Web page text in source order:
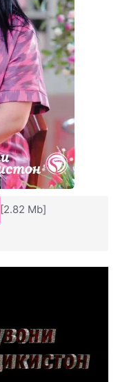
[2.82 Mb]